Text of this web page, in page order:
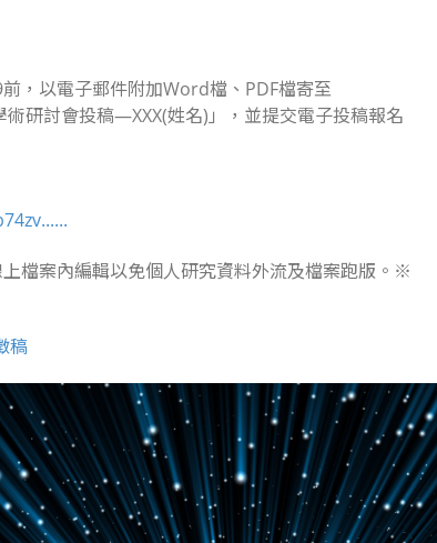
，以電子郵件附加Word檔、PDF檔寄至
研討會投稿—XXX(姓名)」，並提交電子投稿報名
檔案內編輯以免個人研究資料外流及檔案跑版。※
稿